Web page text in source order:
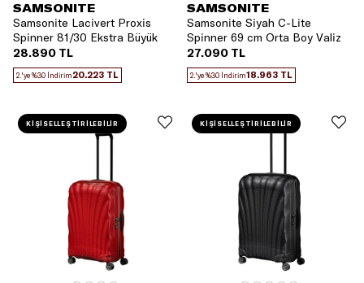
SAMSONITE
Samsonite Lacivert Proxis
Spinner 81/30 Ekstra Büyük
Boy Valiz
28.890 TL
2.'ye %30 İndirim20.223 TL
SAMSONITE
Samsonite Siyah C-Lite
Spinner 69 cm Orta Boy Valiz
27.090 TL
2.'ye %30 İndirim18.963 TL
KİŞİSELLEŞTİRİLEBİLİR KİŞİSELLEŞTİRİLEBİLİR